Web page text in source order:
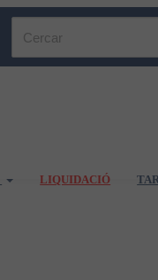
LIQUIDACIÓ